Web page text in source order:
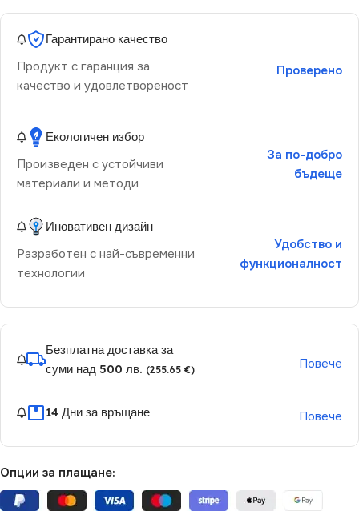
Гарантирано качество
Продукт с гаранция за
качество и удовлетвореност
Проверено
Екологичен избор
Произведен с устойчиви
материали и методи
За по-добро
бъдеще
Иновативен дизайн
Разработен с най-съвременни
технологии
Удобство и
функционалност
Безплатна доставка за
суми над 500 лв. (255.65 €) Повече
14 Дни за връщане Повече
Опции за плащане: